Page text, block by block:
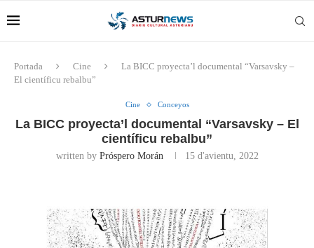
Portada Cine
La BICC proyecta’l documental “Varsavsky –
El científicu rebalbu”
Cine Conceyos
La BICC proyecta’l documental “Varsavsky – El
científicu rebalbu”
written by Próspero Morán 15 d'avientu, 2022